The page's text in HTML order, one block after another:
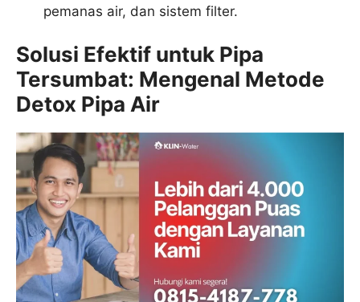
pemanas air, dan sistem filter.
Solusi Efektif untuk Pipa
Tersumbat: Mengenal Metode
Detox Pipa Air